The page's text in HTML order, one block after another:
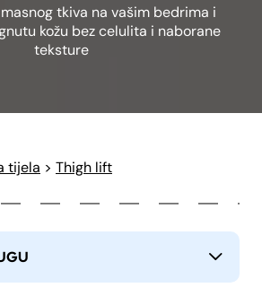
tkiva na vašim bedrima i
kožu bez celulita i naborane
teksture
tijela > Thigh lift
↓